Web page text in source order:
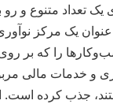
یک تعداد متنوع و
یک مرکز
را که بر روی
و خدمات مالی
جذب کرده است.